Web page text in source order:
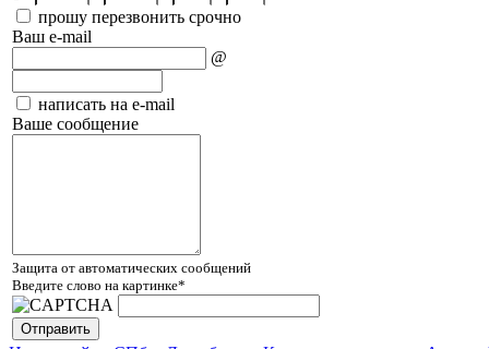
прошу перезвонить срочно
Ваш e-mail
@
написать на e-mail
Ваше сообщение
Защита от автоматических сообщений
Введите слово на картинке*